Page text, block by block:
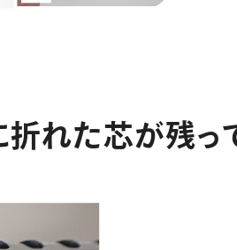
折れた芯が残っ